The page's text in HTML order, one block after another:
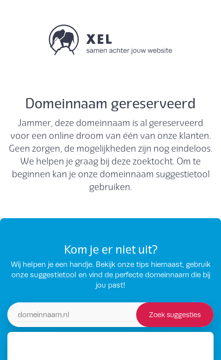
Domeinnaam gereserveerd
Jammer, deze domeinnaam is al gereserveerd
voor een online droom van één van onze klanten.
Geen zorgen, de mogelijkheden zijn nog eindeloos.
We helpen je graag bij deze zoektocht. Om te
beginnen kan je onze domeinnaam suggestietool
gebruiken.
Kom je er niet uit?
Wij helpen je een handje. Bekijk onze tips hiernaast, gebruik
onze suggestietool en vind de perfecte domeinnaam die bij
jou past!
Zoek domeinsuggesties Zoek suggesties